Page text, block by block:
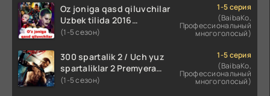
qismlari o'zbek tilida
Oz joniga qasd qiluvchilar
Uzbek tilida 2016
O'zbekcha tarjima kino
(1-5 сезон)
1-5 серия
(BaibaKo,
Профессиональный
многоголосый)
300 spartalik 2 / Uch yuz
spartaliklar 2 Premyera
Uzbek tilida 2013
(1-5 сезон)
1-5 серия
(BaibaKo,
Профессиональный
многоголосый)